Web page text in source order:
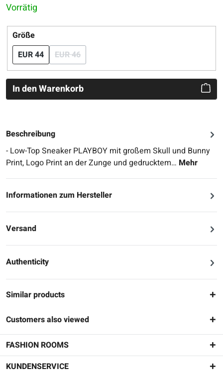
Vorrätig
Größeauswählen
EUR 44
EUR 46(Diese Option ist zurzeit nicht verfügbar.)
In den Warenkorb
Beschreibung
- Low-Top Sneaker PLAYBOY mit großem Skull und Bunny
Print, Logo Print an der Zunge und gedrucktem… Mehr
Informationen zum Hersteller
Versand
Authenticity
Similar products
Customers also viewed
FASHION ROOMS
KUNDENSERVICE